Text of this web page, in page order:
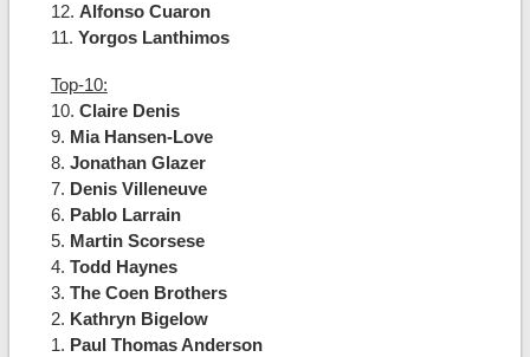
12. Alfonso Cuaron
11. Yorgos Lanthimos
Top-10:
10. Claire Denis
9. Mia Hansen-Love
8. Jonathan Glazer
7. Denis Villeneuve
6. Pablo Larrain
5. Martin Scorsese
4. Todd Haynes
3. The Coen Brothers
2. Kathryn Bigelow
1. Paul Thomas Anderson